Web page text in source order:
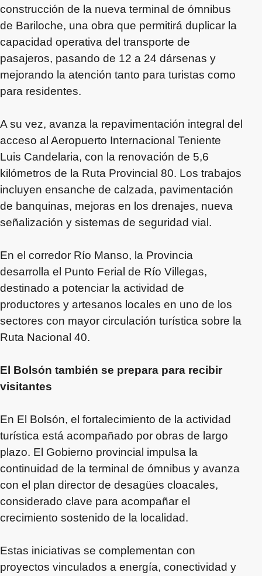
construcción de la nueva terminal de ómnibus
de Bariloche, una obra que permitirá duplicar la
capacidad operativa del transporte de
pasajeros, pasando de 12 a 24 dársenas y
mejorando la atención tanto para turistas como
para residentes.
A su vez, avanza la repavimentación integral del
acceso al Aeropuerto Internacional Teniente
Luis Candelaria, con la renovación de 5,6
kilómetros de la Ruta Provincial 80. Los trabajos
incluyen ensanche de calzada, pavimentación
de banquinas, mejoras en los drenajes, nueva
señalización y sistemas de seguridad vial.
En el corredor Río Manso, la Provincia
desarrolla el Punto Ferial de Río Villegas,
destinado a potenciar la actividad de
productores y artesanos locales en uno de los
sectores con mayor circulación turística sobre la
Ruta Nacional 40.
El Bolsón también se prepara para recibir
visitantes
En El Bolsón, el fortalecimiento de la actividad
turística está acompañado por obras de largo
plazo. El Gobierno provincial impulsa la
continuidad de la terminal de ómnibus y avanza
con el plan director de desagües cloacales,
considerado clave para acompañar el
crecimiento sostenido de la localidad.
Estas iniciativas se complementan con
proyectos vinculados a energía, conectividad y